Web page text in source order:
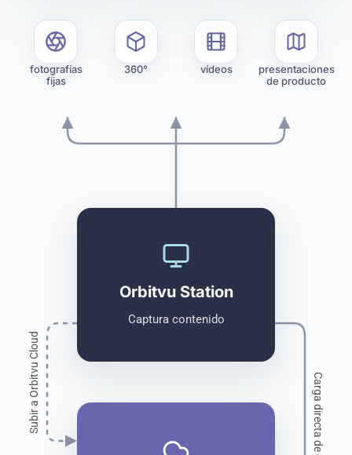
fotografías
fijas
360° vídeos
presentaciones
de producto
Orbitvu Station
Captura contenido
Subir a Orbitvu Cloud